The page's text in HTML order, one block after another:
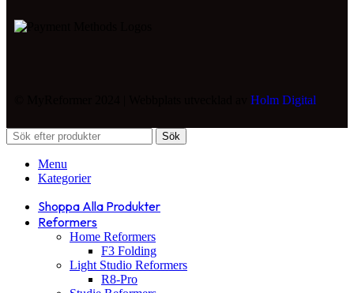
Holm Digital
Sök
Menu
Kategorier
Shoppa Alla Produkter
Reformers
Home Reformers
F3 Folding
Light Studio Reformers
R8-Pro